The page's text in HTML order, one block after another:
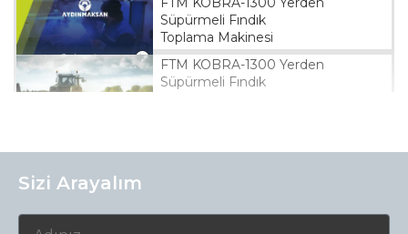
Süpürmeli Fındık
Toplama Makinesi
FTM KOBRA-1300 Yerden
Süpürmeli Fındık
Sizi Arayalım